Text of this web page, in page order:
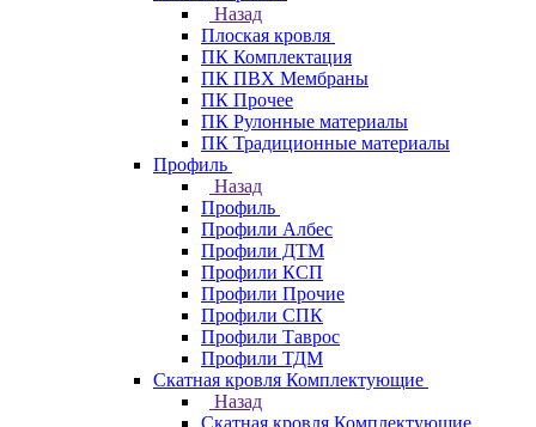
Назад
Плоская кровля
ПК Комплектация
ПК ПВХ Мембраны
ПК Прочее
ПК Рулонные материалы
ПК Традиционные материалы
Профиль
Назад
Профиль
Профили Албес
Профили ДТМ
Профили КСП
Профили Прочие
Профили СПК
Профили Таврос
Профили ТДМ
Скатная кровля Комплектующие
Назад
Скатная кровля Комплектующие